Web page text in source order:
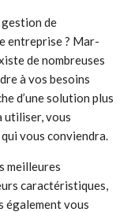
gestion de
entreprise ? Mar-
de nombreuses
à vos besoins
d’une solution plus
utiliser, vous
vous conviendra.
meilleures
caractéristiques,
également vous